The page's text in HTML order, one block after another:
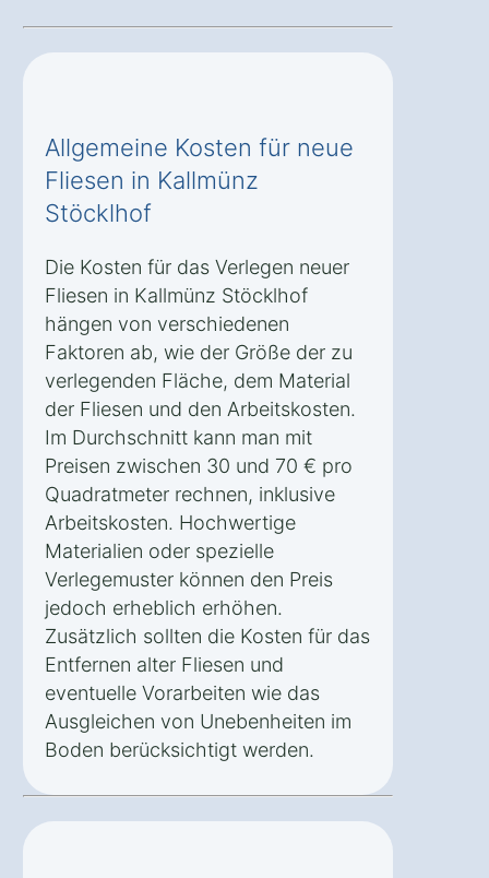
Allgemeine Kosten für neue
Fliesen in Kallmünz
Stöcklhof
Die Kosten für das Verlegen neuer
Fliesen in Kallmünz Stöcklhof
hängen von verschiedenen
Faktoren ab, wie der Größe der zu
verlegenden Fläche, dem Material
der Fliesen und den Arbeitskosten.
Im Durchschnitt kann man mit
Preisen zwischen 30 und 70 € pro
Quadratmeter rechnen, inklusive
Arbeitskosten. Hochwertige
Materialien oder spezielle
Verlegemuster können den Preis
jedoch erheblich erhöhen.
Zusätzlich sollten die Kosten für das
Entfernen alter Fliesen und
eventuelle Vorarbeiten wie das
Ausgleichen von Unebenheiten im
Boden berücksichtigt werden.